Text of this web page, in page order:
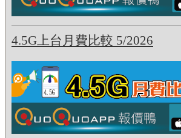
4.5G上台月費比較 5/2026